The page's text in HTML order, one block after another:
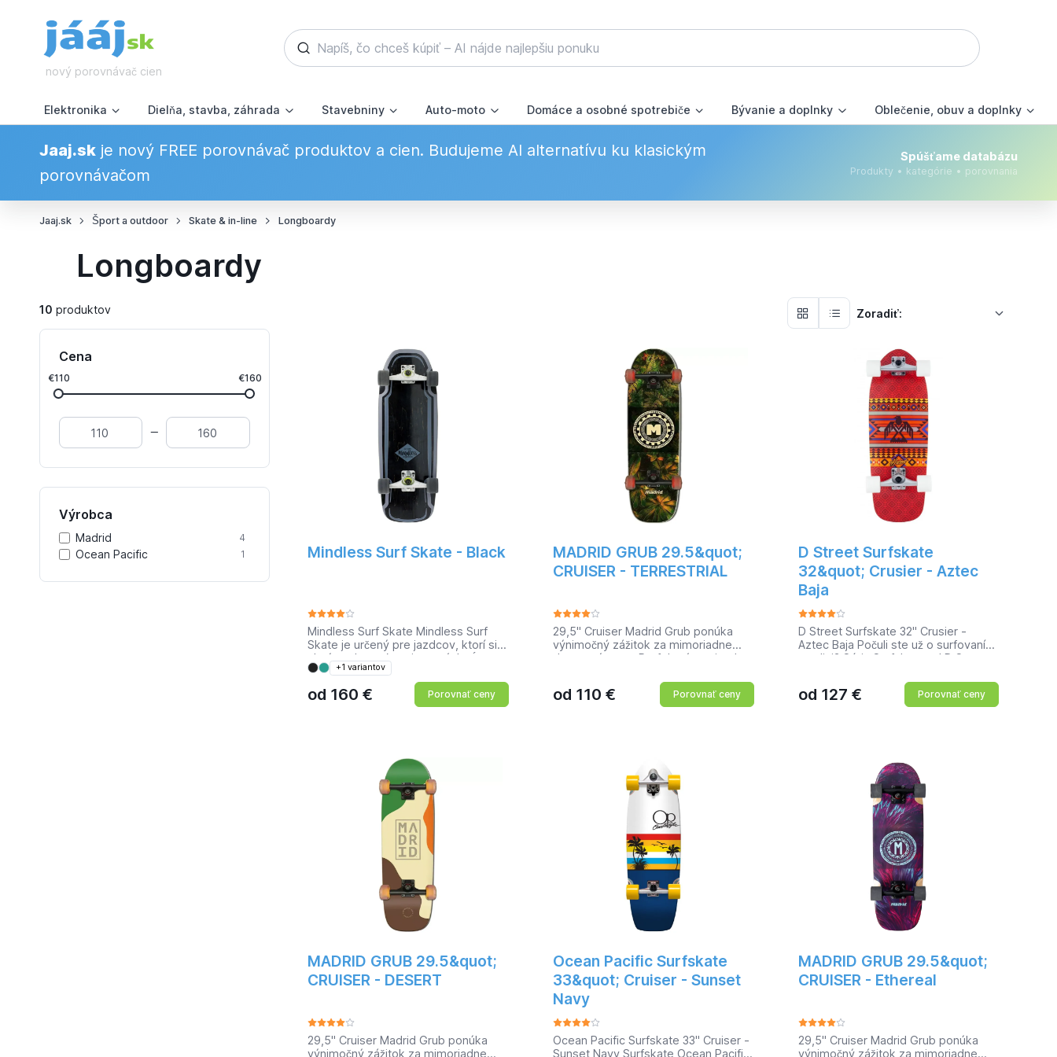
nový porovnávač cien
Elektronika Dielňa, stavba, záhrada Stavebniny Auto-moto Domáce a osobné spotrebiče Bývanie a doplnky Oblečenie, obuv a doplnky
Jaaj.skje nový FREE porovnávač produktov a cien. Budujeme AI alternatívu ku klasickým
porovnávačom
Spúšťame databázu
Produkty • kategórie • porovnania
Jaaj.sk Šport a outdoor Skate & in-line Longboardy
Longboardy
10 produktov Zoradiť:
Cena
€110 €160
Výrobca
Madrid 4
Ocean Pacific 1 Mindless Surf Skate - Black
Mindless Surf Skate Mindless Surf
Skate je určený pre jazdcov, ktorí si
chcú vychutnať pocit pravých vĺn.
Nebojte sa, ak ste nikdy predtým
nezachytili vlnu. Vďaka stabilite je
skateboard vhodný pre všetkých
jazdcov. Vďaka rozdielnym predným
jazdou pre všetkých jazdcov. Max.
hmotnosť jazdca - 120 kgDĺžka dosky
- 30 "- 76,2 cmŠírka dosky - 9,5 "-
24,1 cmDruh dreva - JavorPočet
vrstiev - 7Trucky - Mindless Surf
Skate 159 mmMateriál truckov -
HliníkRázvor náprav - 400
mmBushings 82AVeľkosť kolies 65
mmTvar kolies OkrúhlyLožiská ABEC
+1 variantov
od 160 € Porovnať ceny
MADRID GRUB 29.5&quot;
CRUISER - TERRESTRIAL
29,5" Cruiser Madrid Grub ponúka
výnimočný zážitok za mimoriadne
dostupnú cenu. Perfektný pre jazdu v
Cruiser sa dodáva so starostlivo
zostavenými dielmi, takže ju stačí len
vybrať z krabice a môžete ísť. 7-
ideálne pre triky a náhle zrýchlenie,
zatiaľ čo mäkké 80A kolieska
poskytujú pohodlnú jazdu a dobrú
priľnavosť, pohlcujú nerovnosti, zatiaľ
čo gumové podložky s tvrdosťou 90A
ponúkajú stabilitu pri vyšších
rýchlostiach.Získajte 29,5" Cruiser
Madrid Grub a užite si každý okamih
mestského skateboardingu s touto
všestrannou a spoľahlivou doskou!
Dĺžka: 29.5" Šírka: 8.2" Wheelbase:
14.5" Trucky: Cadillac 8" Kolieska:
od 110 € Porovnať ceny
D Street Surfskate
32&quot; Crusier - Aztec
Baja
D Street Surfskate 32" Crusier -
Aztec Baja Počuli ste už o surfovaní
na ulici? Séria Surfskate od D Street
navrhnutými doskami surfovanie po
betónovom mori. Surfuj, brah! Dĺžka
dosky - 32 "- 81,3 cmŠírka dosky -
Surfskate top mountMateriál Truckov
- HliníkRázvor náprav - 444,5
mmBushings - 92AVeľkosť kolies -
65 x 50 mmTvrdosť kolies -
83ALožiská - ABEC 7
od 127 € Porovnať ceny
MADRID GRUB 29.5&quot;
CRUISER - DESERT
29,5" Cruiser Madrid Grub ponúka
výnimočný zážitok za mimoriadne
Ocean Pacific Surfskate
33&quot; Cruiser - Sunset
Navy
Ocean Pacific Surfskate 33" Cruiser -
Sunset Navy Surfskate Ocean Pacific
MADRID GRUB 29.5&quot;
CRUISER - Ethereal
29,5" Cruiser Madrid Grub ponúka
výnimočný zážitok za mimoriadne